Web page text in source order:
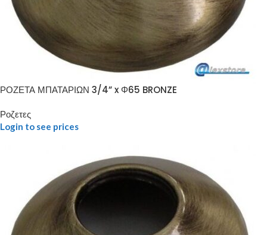
ΡΟΖΕΤΑ ΜΠΑΤΑΡΙΩΝ 3/4” x Φ65 BRONZE
Ροζετες
Login to see prices